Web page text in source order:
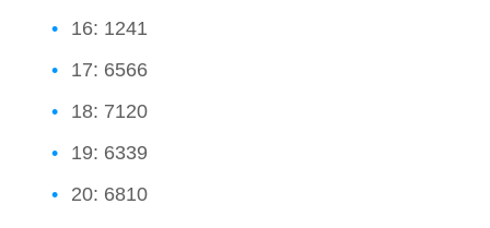
16: 1241
17: 6566
18: 7120
19: 6339
20: 6810